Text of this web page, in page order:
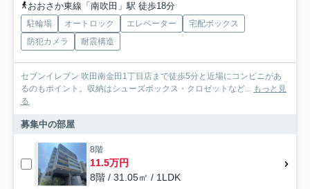
おおさか東線「南吹田」駅 徒歩18分
駐輪場 オートロック エレベーター
宅配ボックス
防犯カメラ
耐震構造
セブンイレブン 吹田南金田1丁目店まで徒歩5分と近場にコンビニがあ
るのもポイント。収納はシューズボックス・クロゼットなど... もっと見
る
募集中の部屋
8階
11.5万円
8階 / 31.05㎡ / 1LDK